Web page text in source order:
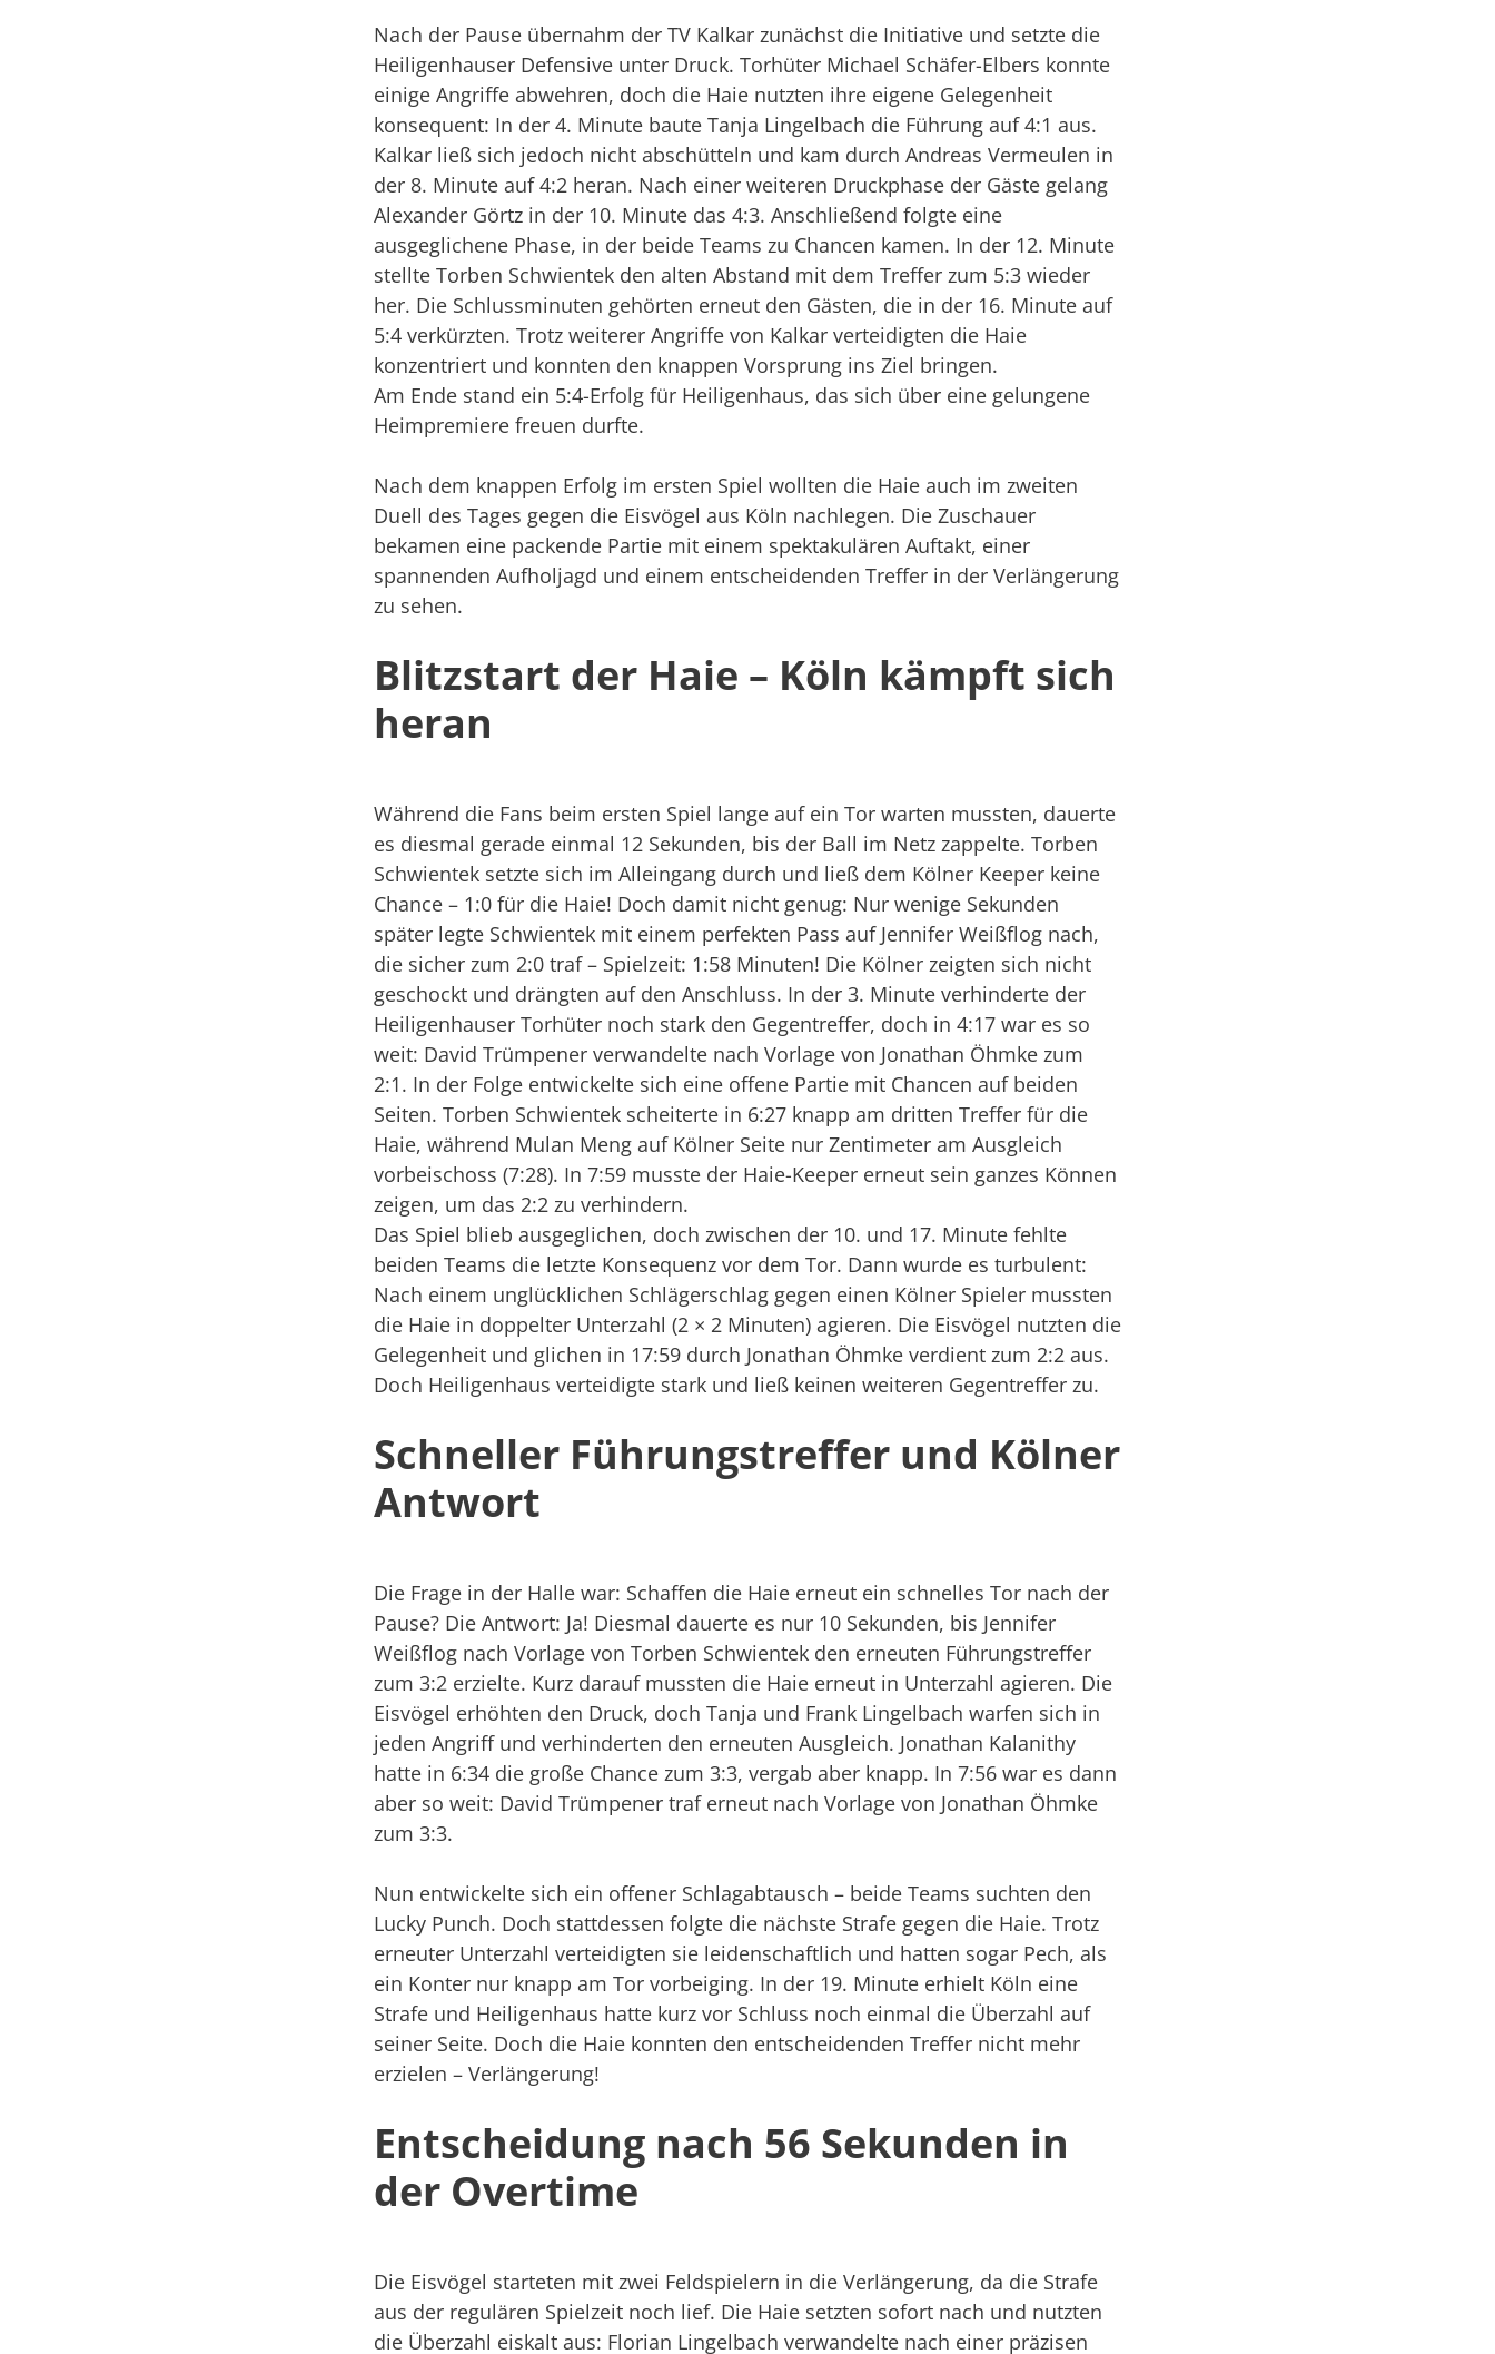
Nach der Pause übernahm der TV Kalkar zunächst die Initiative und setzte die
Heiligenhauser Defensive unter Druck. Torhüter Michael Schäfer-Elbers konnte
einige Angriffe abwehren, doch die Haie nutzten ihre eigene Gelegenheit
konsequent: In der 4. Minute baute Tanja Lingelbach die Führung auf 4:1 aus.
Kalkar ließ sich jedoch nicht abschütteln und kam durch Andreas Vermeulen in
der 8. Minute auf 4:2 heran. Nach einer weiteren Druckphase der Gäste gelang
Alexander Görtz in der 10. Minute das 4:3. Anschließend folgte eine
ausgeglichene Phase, in der beide Teams zu Chancen kamen. In der 12. Minute
stellte Torben Schwientek den alten Abstand mit dem Treffer zum 5:3 wieder
her. Die Schlussminuten gehörten erneut den Gästen, die in der 16. Minute auf
5:4 verkürzten. Trotz weiterer Angriffe von Kalkar verteidigten die Haie
konzentriert und konnten den knappen Vorsprung ins Ziel bringen.
Am Ende stand ein 5:4-Erfolg für Heiligenhaus, das sich über eine gelungene
Heimpremiere freuen durfte.
Nach dem knappen Erfolg im ersten Spiel wollten die Haie auch im zweiten
Duell des Tages gegen die Eisvögel aus Köln nachlegen. Die Zuschauer
bekamen eine packende Partie mit einem spektakulären Auftakt, einer
spannenden Aufholjagd und einem entscheidenden Treffer in der Verlängerung
zu sehen.
Blitzstart der Haie – Köln kämpft sich
heran
Während die Fans beim ersten Spiel lange auf ein Tor warten mussten, dauerte
es diesmal gerade einmal 12 Sekunden, bis der Ball im Netz zappelte. Torben
Schwientek setzte sich im Alleingang durch und ließ dem Kölner Keeper keine
Chance – 1:0 für die Haie! Doch damit nicht genug: Nur wenige Sekunden
später legte Schwientek mit einem perfekten Pass auf Jennifer Weißflog nach,
die sicher zum 2:0 traf – Spielzeit: 1:58 Minuten! Die Kölner zeigten sich nicht
geschockt und drängten auf den Anschluss. In der 3. Minute verhinderte der
Heiligenhauser Torhüter noch stark den Gegentreffer, doch in 4:17 war es so
weit: David Trümpener verwandelte nach Vorlage von Jonathan Öhmke zum
2:1. In der Folge entwickelte sich eine offene Partie mit Chancen auf beiden
Seiten. Torben Schwientek scheiterte in 6:27 knapp am dritten Treffer für die
Haie, während Mulan Meng auf Kölner Seite nur Zentimeter am Ausgleich
vorbeischoss (7:28). In 7:59 musste der Haie-Keeper erneut sein ganzes Können
zeigen, um das 2:2 zu verhindern.
Das Spiel blieb ausgeglichen, doch zwischen der 10. und 17. Minute fehlte
beiden Teams die letzte Konsequenz vor dem Tor. Dann wurde es turbulent:
Nach einem unglücklichen Schlägerschlag gegen einen Kölner Spieler mussten
die Haie in doppelter Unterzahl (2 × 2 Minuten) agieren. Die Eisvögel nutzten die
Gelegenheit und glichen in 17:59 durch Jonathan Öhmke verdient zum 2:2 aus.
Doch Heiligenhaus verteidigte stark und ließ keinen weiteren Gegentreffer zu.
Schneller Führungstreffer und Kölner
Antwort
Die Frage in der Halle war: Schaffen die Haie erneut ein schnelles Tor nach der
Pause? Die Antwort: Ja! Diesmal dauerte es nur 10 Sekunden, bis Jennifer
Weißflog nach Vorlage von Torben Schwientek den erneuten Führungstreffer
zum 3:2 erzielte. Kurz darauf mussten die Haie erneut in Unterzahl agieren. Die
Eisvögel erhöhten den Druck, doch Tanja und Frank Lingelbach warfen sich in
jeden Angriff und verhinderten den erneuten Ausgleich. Jonathan Kalanithy
hatte in 6:34 die große Chance zum 3:3, vergab aber knapp. In 7:56 war es dann
aber so weit: David Trümpener traf erneut nach Vorlage von Jonathan Öhmke
zum 3:3.
Nun entwickelte sich ein offener Schlagabtausch – beide Teams suchten den
Lucky Punch. Doch stattdessen folgte die nächste Strafe gegen die Haie. Trotz
erneuter Unterzahl verteidigten sie leidenschaftlich und hatten sogar Pech, als
ein Konter nur knapp am Tor vorbeiging. In der 19. Minute erhielt Köln eine
Strafe und Heiligenhaus hatte kurz vor Schluss noch einmal die Überzahl auf
seiner Seite. Doch die Haie konnten den entscheidenden Treffer nicht mehr
erzielen – Verlängerung!
Entscheidung nach 56 Sekunden in
der Overtime
Die Eisvögel starteten mit zwei Feldspielern in die Verlängerung, da die Strafe
aus der regulären Spielzeit noch lief. Die Haie setzten sofort nach und nutzten
die Überzahl eiskalt aus: Florian Lingelbach verwandelte nach einer präzisen